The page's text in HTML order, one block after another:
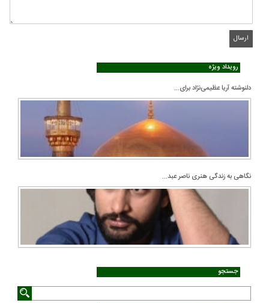
رویداد ویژه
دلنوشته آریا عظیمی‌نژاد برای...
نگاهی به زندگی هنری ناصر عبد...
جستجو